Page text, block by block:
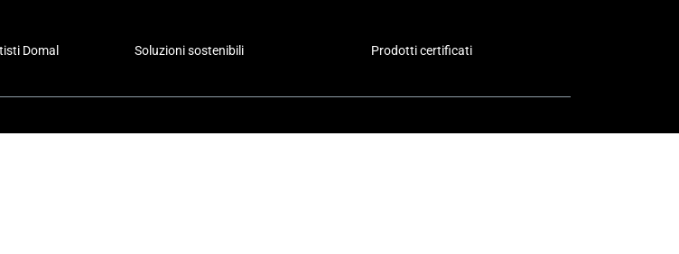
Domal Soluzioni sostenibili Prodotti certificati